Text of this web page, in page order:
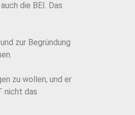
die BEI. Das
zur Begründung
zu wollen, und er
nicht das